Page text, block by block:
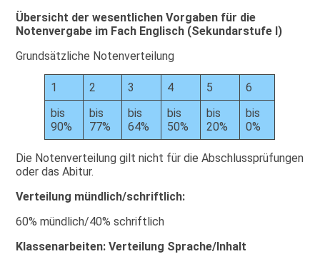
Übersicht der wesentlichen Vorgaben für die
Notenvergabe im Fach Englisch (Sekundarstufe I)
Grundsätzliche Notenverteilung
1 2 3 4 5
6
bis
90%
bis
77%
bis
64%
bis
50%
bis
20%
bis
0%
Die Notenverteilung gilt nicht für die Abschlussprüfungen
oder das Abitur.
Verteilung mündlich/schriftlich:
60% mündlich/40% schriftlich
Klassenarbeiten: Verteilung Sprache/Inhalt